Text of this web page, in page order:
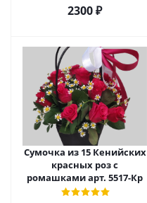
2300 ₽
Сумочка из 15 Кенийских
красных роз с
ромашками арт. 5517-Кр